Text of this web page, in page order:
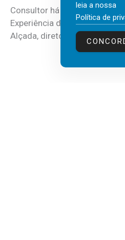
Consultor há mais de três
Experiência do Cliente,
Alçada, diretor executivo da...
leia a nossa
Política de